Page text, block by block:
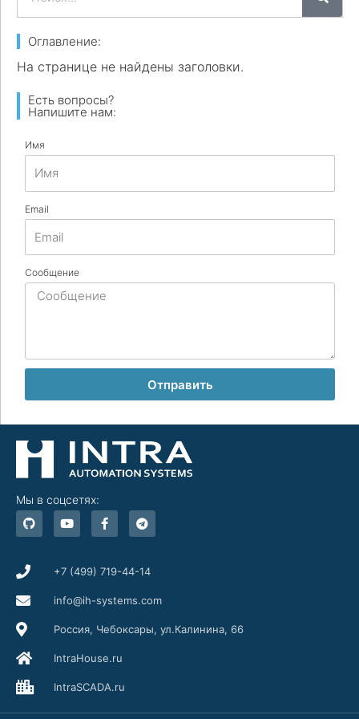
Оглавление:
На странице не найдены заголовки.
Есть вопросы?
Напишите нам:
Имя
Email
Сообщение
Отправить
Мы в соцсетях:
G
i
t
b
Y
o
u
b
F
a
c
o
k
-
T
e
l
r
m
+7 (499) 719-44-14
info@ih-systems.com
Россия, Чебоксары, ул.Калинина, 66
IntraHouse.ru
IntraSCADA.ru